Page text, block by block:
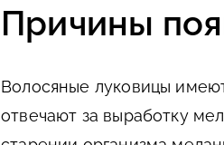
Причины
Волосяные луковицы
отвечают за выработку